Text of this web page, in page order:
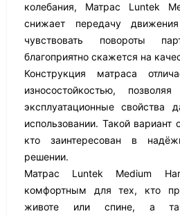
колебания, Матрас Luntek
снижает передачу
чувствовать повороты
благоприятно скажется на
Конструкция матраса
износостойкостью,
эксплуатационные свойства
использовании. Такой вариант
кто заинтересован в
решении.
Матрас Luntek Medium
комфортным для тех, кто
животе или спине, а